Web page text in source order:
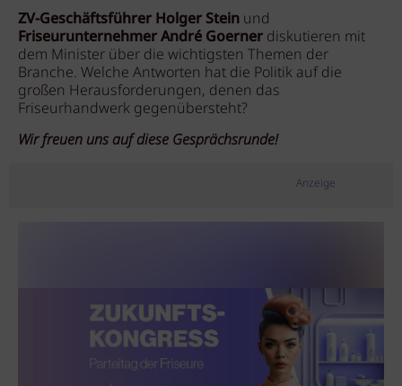
ZV-Geschäftsführer Holger Stein und
Friseurunternehmer André Goerner diskutieren mit
dem Minister über die wichtigsten Themen der
Branche. Welche Antworten hat die Politik auf die
großen Herausforderungen, denen das
Friseurhandwerk gegenübersteht?
Wir freuen uns auf diese Gesprächsrunde!
Anzeige